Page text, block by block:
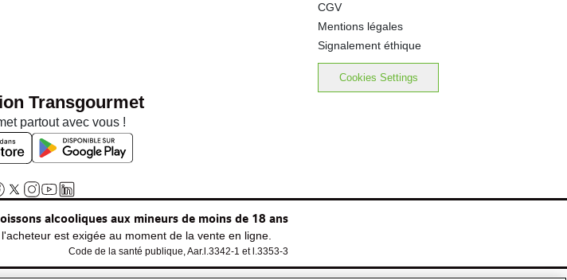
CGV
Mentions légales
Signalement éthique
Cookies Settings
Transgourmet
partout avec vous !
alcooliques aux mineurs de moins de 18 ans
est exigée au moment de la vente en ligne.
Code de la santé publique, Aar.l.3342-1 et l.3353-3